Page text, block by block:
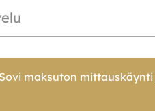
Sovi maksuton